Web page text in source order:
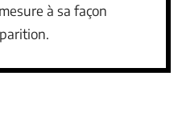
à sa façon